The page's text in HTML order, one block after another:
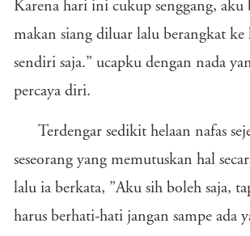
Karena hari ini cukup senggang, aku
makan siang diluar lalu berangkat ke
sendiri saja.” ucapku dengan nada
percaya diri.
Terdengar sedikit helaan nafas
seseorang yang memutuskan hal
lalu ia berkata, ”Aku sih boleh saja,
harus berhati-hati jangan sampe ada